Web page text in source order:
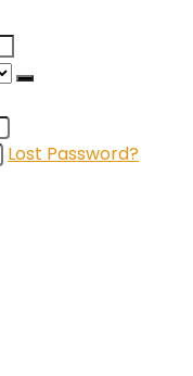
Lost Password?